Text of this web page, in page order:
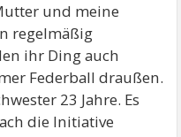
und meine
regelmäßig
ihr Ding auch
Federball draußen.
23 Jahre. Es
die Initiative